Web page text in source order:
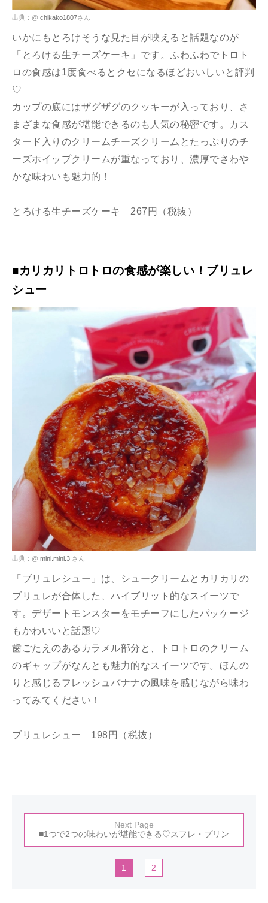
出典：@ chikako1807さん
いかにもとろけそうな見た目が映えると話題なのが
「とろける生チーズケーキ」です。ふわふわでトロト
ロの食感は1度食べるとクセになるほどおいしいと評判
♡
カップの底にはザグザグのクッキーが入っており、さ
まざまな食感が堪能できるのも人気の秘密です。カス
タード入りのクリームチーズクリームとたっぷりのチ
ーズホイップクリームが重なっており、濃厚でさわや
かな味わいも魅力的！
とろける生チーズケーキ 267円（税抜）
■カリカリトロトロの食感が楽しい！ブリュレ
シュー
出典：@ mini.mini.3 さん
「ブリュレシュー」は、シュークリームとカリカリの
ブリュレが合体した、ハイブリット的なスイーツで
す。デザートモンスターをモチーフにしたパッケージ
もかわいいと話題♡
歯ごたえのあるカラメル部分と、トロトロのクリーム
のギャップがなんとも魅力的なスイーツです。ほんの
りと感じるフレッシュバナナの風味を感じながら味わ
ってみてください！
ブリュレシュー 198円（税抜）
Next Page
■1つで2つの味わいが堪能できる♡スフレ・プリン
1 2